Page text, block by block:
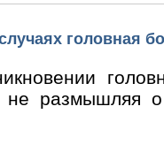
головная
размышляя о